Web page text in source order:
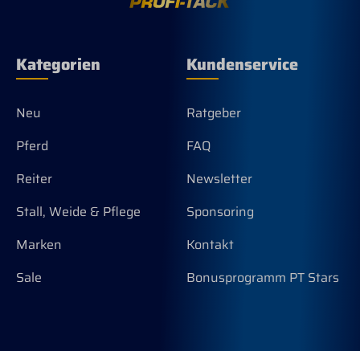
Kategorien
Neu
Pferd
Reiter
Stall, Weide & Pflege
Marken
Sale
Kundenservice
Ratgeber
FAQ
Newsletter
Sponsoring
Kontakt
Bonusprogramm PT Stars